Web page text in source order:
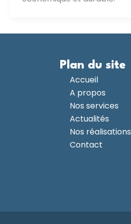
Plan du site
Accueil
A propos
Nos services
Actualités
Nos réalisations
Contact